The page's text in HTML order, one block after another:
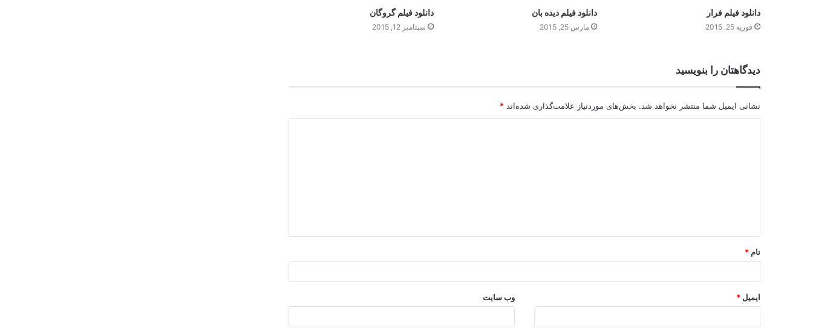
دانلود فیلم فرار
فوریه 25, 2015
دانلود فیلم دیده بان
مارس 25, 2015
دانلود فیلم گروگان
سپتامبر 12, 2015
دیدگاهتان را بنویسید
نشانی ایمیل شما منتشر نخواهد شد. بخش‌های موردنیاز علامت‌گذاری شده‌اند *
نام *
ایمیل * وب‌ سایت